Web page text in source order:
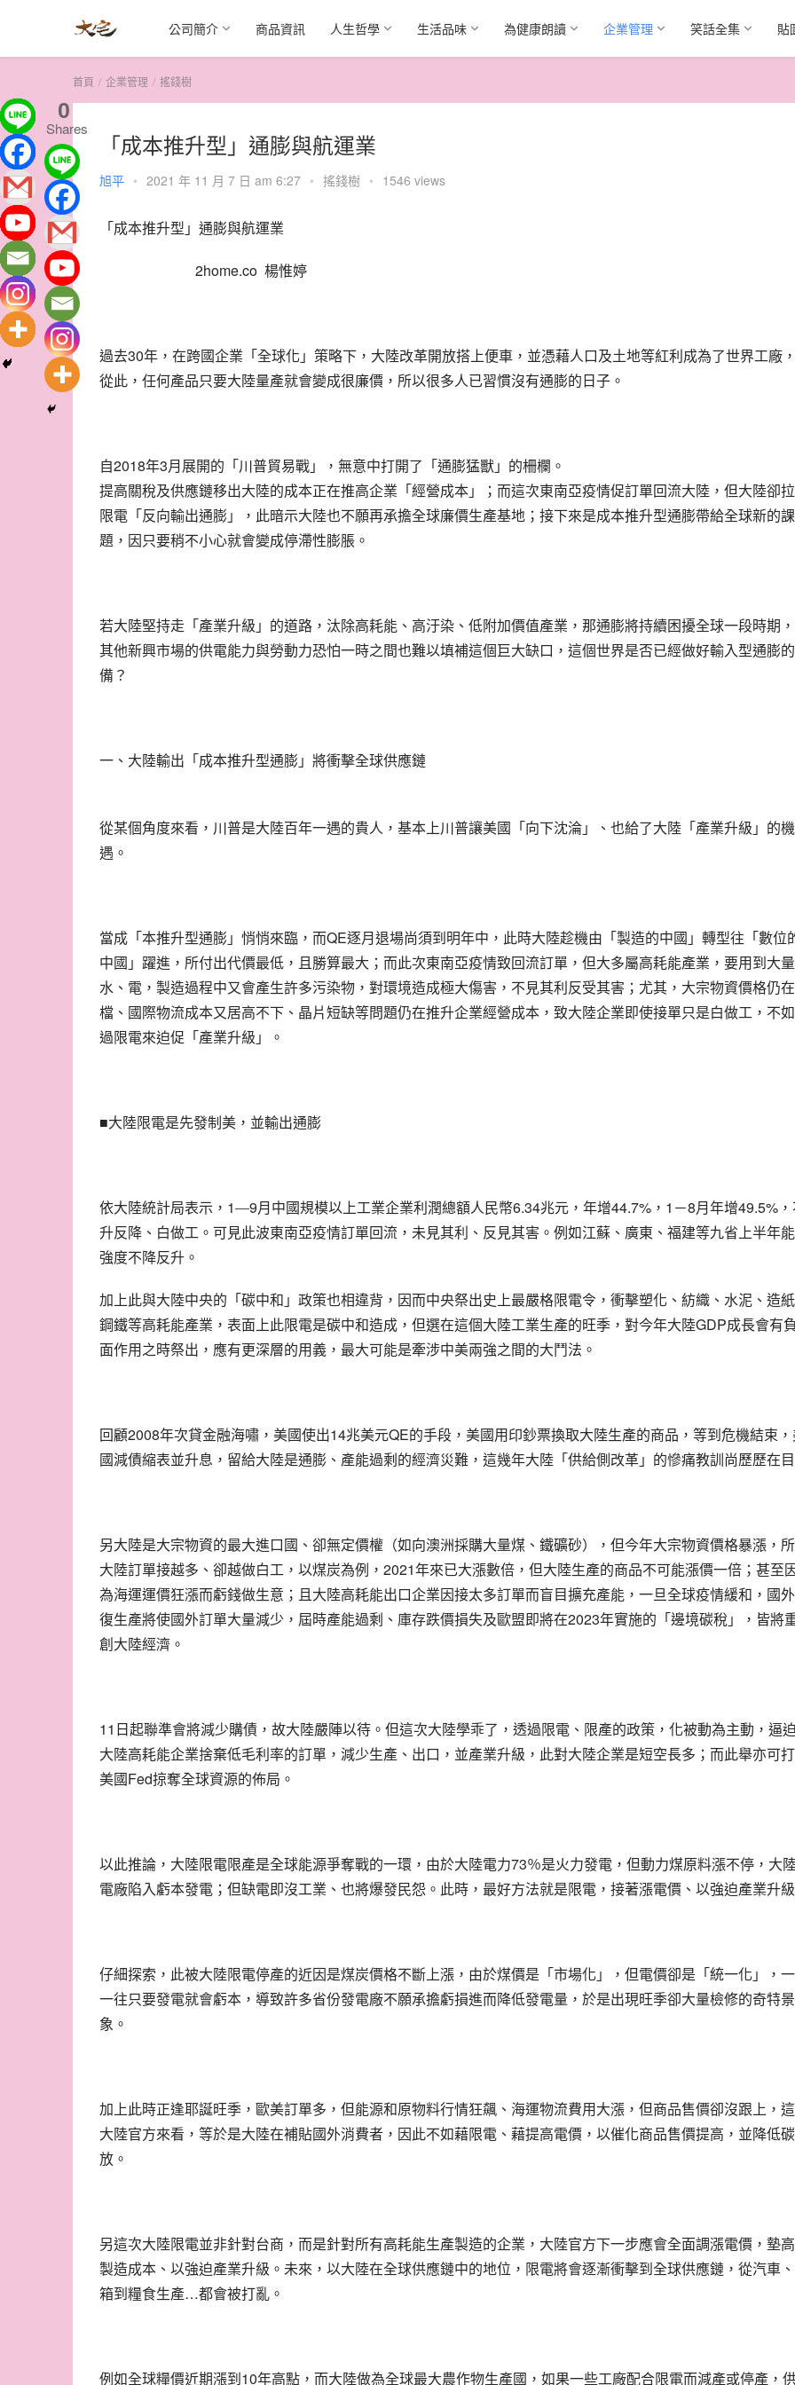
公司簡介 商品資訊 人生哲學 生活品味 為健康朗讀 企業管理 笑話全集 貼
首頁 企業管理 搖錢樹
「成本推升型」通膨與航運業
旭平 • 2021 年 11 月 7 日 am 6:27 • 搖錢樹 • 1546 views
「成本推升型」通膨與航運業
2home.co 楊惟婷
過去30年，在跨國企業「全球化」策略下，大陸改革開放搭上便車，並憑藉人口及土地等紅利成為了世界工廠，
從此，任何產品只要大陸量產就會變成很廉價，所以很多人已習慣沒有通膨的日子。
自2018年3月展開的「川普貿易戰」，無意中打開了「通膨猛獸」的柵欄。
提高關稅及供應鏈移出大陸的成本正在推高企業「經營成本」；而這次東南亞疫情促訂單回流大陸，但大陸卻
限電「反向輸出通膨」，此暗示大陸也不願再承擔全球廉價生產基地；接下來是成本推升型通膨帶給全球新的課
題，因只要稍不小心就會變成停滯性膨脹。
若大陸堅持走「產業升級」的道路，汰除高耗能、高汙染、低附加價值產業，那通膨將持續困擾全球一段時期
其他新興市場的供電能力與勞動力恐怕一時之間也難以填補這個巨大缺口，這個世界是否已經做好輸入型通膨
備？
一、大陸輸出「成本推升型通膨」將衝擊全球供應鏈
從某個角度來看，川普是大陸百年一遇的貴人，基本上川普讓美國「向下沈淪」、也給了大陸「產業升級」的機
遇。
當成「本推升型通膨」悄悄來臨，而QE逐月退場尚須到明年中，此時大陸趁機由「製造的中國」轉型往「數位
中國」躍進，所付出代價最低，且勝算最大；而此次東南亞疫情致回流訂單，但大多屬高耗能產業，要用到大量
水、電，製造過程中又會產生許多污染物，對環境造成極大傷害，不見其利反受其害；尤其，大宗物資價格仍
檔、國際物流成本又居高不下、晶片短缺等問題仍在推升企業經營成本，致大陸企業即使接單只是白做工，不
過限電來迫促「產業升級」。
■大陸限電是先發制美，並輸出通膨
依大陸統計局表示， 1—9月中國規模以上工業企業利潤總額人民幣6.34兆元，年增44.7% ， 1 －8月年增49.5%
升反降、白做工。可見此波東南亞疫情訂單回流，未見其利、反見其害。例如江蘇、廣東、福建等九省上半年
強度不降反升。
加上此與大陸中央的「碳中和」政策也相違背，因而中央祭出史上最嚴格限電令，衝擊塑化、紡織、水泥、造紙
鋼鐵等高耗能產業，表面上此限電是碳中和造成，但選在這個大陸工業生產的旺季，對今年大陸GDP成長會有負
面作用之時祭出，應有更深層的用義，最大可能是牽涉中美兩強之間的大鬥法。
回顧2008年次貸金融海嘯，美國使出14兆美元QE的手段，美國用印鈔票換取大陸生產的商品，等到危機結束
國減債縮表並升息，留給大陸是通膨、產能過剩的經濟災難，這幾年大陸「供給側改革」的慘痛教訓尚歷歷在目
另大陸是大宗物資的最大進口國、卻無定價權（如向澳洲採購大量煤、鐵礦砂），但今年大宗物資價格暴漲，
大陸訂單接越多、卻越做白工，以煤炭為例， 2021年來已大漲數倍，但大陸生產的商品不可能漲價一倍；甚至
為海運運價狂漲而虧錢做生意；且大陸高耗能出口企業因接太多訂單而盲目擴充產能，一旦全球疫情緩和，國
復生產將使國外訂單大量減少，屆時產能過剩、庫存跌價損失及歐盟即將在2023年實施的「邊境碳稅」，皆將
創大陸經濟。
11 日起聯準會將減少購債，故大陸嚴陣以待。但這次大陸學乖了，透過限電、限產的政策，化被動為主動，逼迫
大陸高耗能企業捨棄低毛利率的訂單，減少生產、出口，並產業升級，此對大陸企業是短空長多；而此舉亦可
美國Fed掠奪全球資源的佈局。
以此推論，大陸限電限產是全球能源爭奪戰的一環，由於大陸電力73％是火力發電，但動力煤原料漲不停，大
電廠陷入虧本發電；但缺電即沒工業、也將爆發民怨。此時，最好方法就是限電，接著漲電價、以強迫產業升級
仔細探索，此被大陸限電停產的近因是煤炭價格不斷上漲，由於煤價是「市場化」，但電價卻是「統一化」，
一往只要發電就會虧本，導致許多省份發電廠不願承擔虧損進而降低發電量，於是出現旺季卻大量檢修的奇特景
象。
加上此時正逢耶誕旺季，歐美訂單多，但能源和原物料行情狂飆、海運物流費用大漲，但商品售價卻沒跟上，
大陸官方來看，等於是大陸在補貼國外消費者，因此不如藉限電、藉提高電價，以催化商品售價提高，並降低
放。
另這次大陸限電並非針對台商，而是針對所有高耗能生產製造的企業，大陸官方下一步應會全面調漲電價，墊
製造成本、以強迫產業升級。未來，以大陸在全球供應鏈中的地位，限電將會逐漸衝擊到全球供應鏈，從汽車
箱到糧食生產…都會被打亂。
例如全球糧價近期漲到10年高點，而大陸做為全球最大農作物生產國，如果一些工廠配合限電而減產或停產，
0
Shares